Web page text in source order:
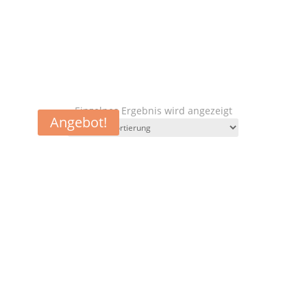
Einzelnes Ergebnis wird angezeigt
Angebot!